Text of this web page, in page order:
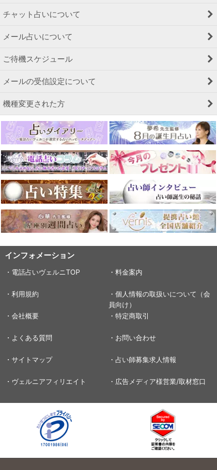
チャット占いについて
メール占いについて
ご待機スケジュール
メールの受信設定について
機種変更された方
インフォメーション
・電話占いヴェルニTOP ・料金案内
・利用規約
・個人情報の取扱いについて（会
員向け）
・会社概要
・特定商取引
・よくある質問 ・お問い合わせ
・サイトマップ ・占い師募集求人情報
・ヴェルニアフィリエイト ・広告メディア様営業/取材窓口